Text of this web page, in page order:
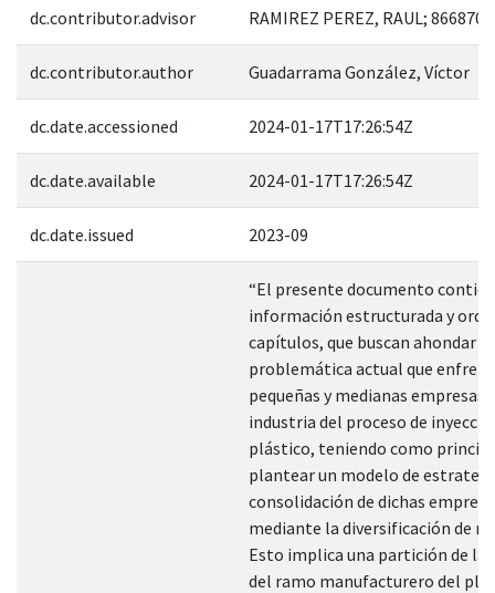
dc.contributor.advisor RAMIREZ PEREZ, RAUL; 866870
dc.contributor.author Guadarrama González, Víctor
dc.date.accessioned 2024-01-17T17:26:54Z
dc.date.available 2024-01-17T17:26:54Z
dc.date.issued 2023-09
“El presente documento
información estructurada y
capítulos, que buscan ahondar
problemática actual que
pequeñas y medianas empresas
industria del proceso de
plástico, teniendo como
plantear un modelo de
consolidación de dichas
mediante la diversificación de
Esto implica una partición de la
del ramo manufacturero del